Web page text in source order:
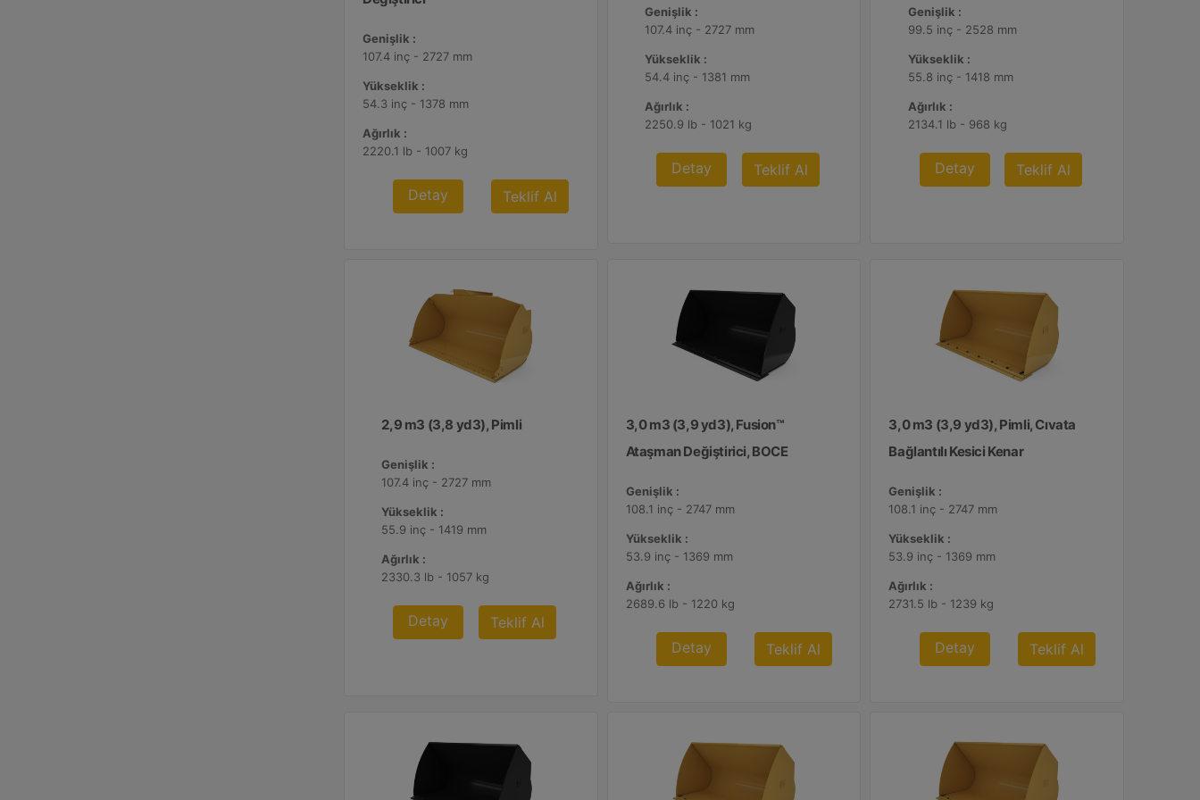
Genişlik :
107.4 inç - 2727 mm
Yükseklik :
54.3 inç - 1378 mm
Ağırlık :
2220.1 lb - 1007 kg
Detay Teklif Al
Genişlik :
107.4 inç - 2727 mm
Yükseklik :
54.4 inç - 1381 mm
Ağırlık :
2250.9 lb - 1021 kg
Detay Teklif Al
Genişlik :
99.5 inç - 2528 mm
Yükseklik :
55.8 inç - 1418 mm
Ağırlık :
2134.1 lb - 968 kg
Detay Teklif Al
2,9 m3 (3,8 yd3), Pimli
Genişlik :
107.4 inç - 2727 mm
Yükseklik :
55.9 inç - 1419 mm
Ağırlık :
2330.3 lb - 1057 kg
Detay Teklif Al
3,0 m3 (3,9 yd3), Fusion™
Ataşman Değiştirici, BOCE
Genişlik :
108.1 inç - 2747 mm
Yükseklik :
53.9 inç - 1369 mm
Ağırlık :
2689.6 lb - 1220 kg
Detay Teklif Al
3,0 m3 (3,9 yd3), Pimli, Cıvata
Bağlantılı Kesici Kenar
Genişlik :
108.1 inç - 2747 mm
Yükseklik :
53.9 inç - 1369 mm
Ağırlık :
2731.5 lb - 1239 kg
Detay Teklif Al